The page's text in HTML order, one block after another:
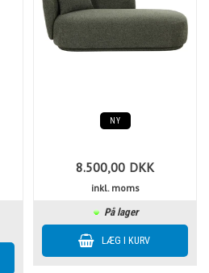
NY
8.500,00 DKK
inkl. moms
På lager